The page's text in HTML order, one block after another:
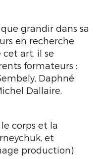
grandir dans sa
en recherche
cet art, il se
formateurs :
Daphné
Dallaire,
corps et la
et
production)